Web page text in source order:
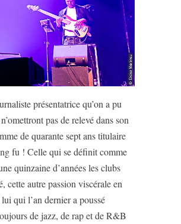
présentatrice qu’on a pu
pas de relevé dans son
de quarante sept ans titulaire
fu ! Celle qui se définit comme
quinzaine d’années les clubs
cette autre passion viscérale en
qui l’an dernier a poussé
de jazz, de rap et de R&B